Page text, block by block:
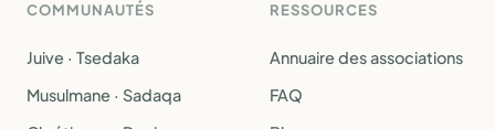
COMMUNAUTÉS
Juive · Tsedaka
Musulmane · Sadaqa
RESSOURCES
Annuaire des associations
FAQ